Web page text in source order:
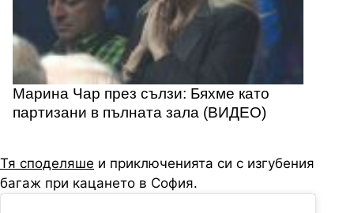
Марина Чар през сълзи: Бяхме като
партизани в пълната зала (ВИДЕО)
Тя споделяше и приключенията си с изгубения
багаж при кацането в София.